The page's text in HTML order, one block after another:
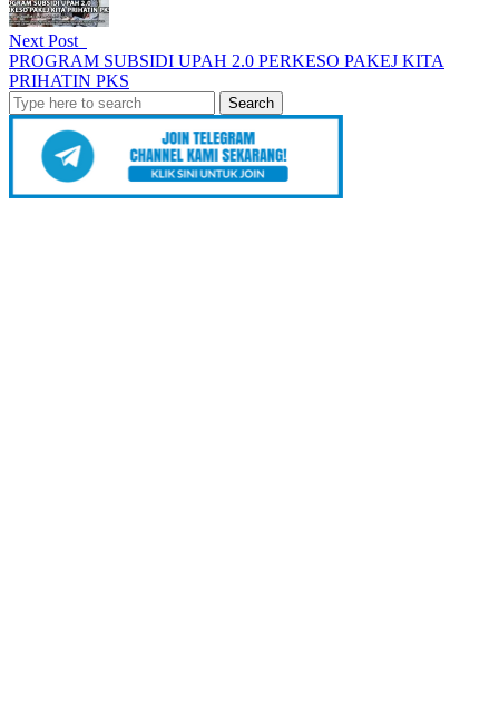
Next Post
PROGRAM SUBSIDI UPAH 2.0 PERKESO PAKEJ KITA
PRIHATIN PKS
Search
for: